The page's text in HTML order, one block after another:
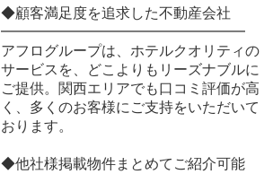
◆顧客満足度を追求した不動産会社
━━━━━━━━━━━━━━━━━
アフログループは、ホテルクオリティの
サービスを、どこよりもリーズナブルに
ご提供。関西エリアでも口コミ評価が高
く、多くのお客様にご支持をいただいて
おります。
◆他社様掲載物件まとめてご紹介可能